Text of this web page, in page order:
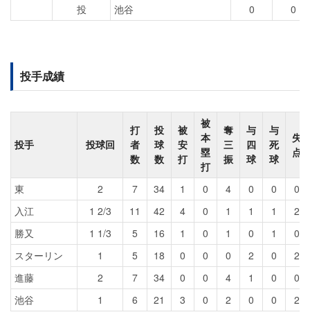
投
池谷 0 0
投手成績
投手 投球回
打
者
数
投
球
数
被
安
打
被
本
塁
打
奪
三
振
与
四
球
与
死
球
失
点
東 2 7 34 1 0 4 0 0
0
入江
1 2/3 11 42 4 0 1 1 1
2
勝又
1 1/3 5 16 1 0 1 0 1
0
スターリン
1 5 18 0 0 0 2 0
2
進藤
2 7 34 0 0 4 1 0
0
池谷
1 6 21 3 0 2 0 0 2